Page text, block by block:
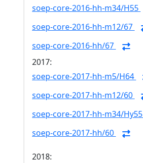
soep-core-2016-hh-m34/H55
soep-core-2016-hh-m12/67
soep-core-2016-hh/67
2017:
soep-core-2017-hh-m5/H64
soep-core-2017-hh-m12/60
soep-core-2017-hh-m34/Hy55
soep-core-2017-hh/60
2018: